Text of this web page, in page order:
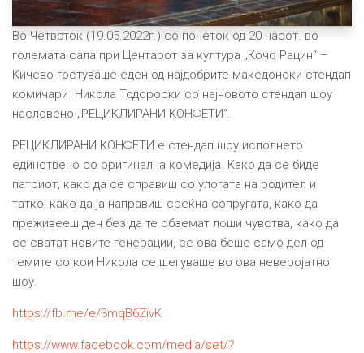
Во Четврток (19.05.2022г.) со почеток од 20 часот. во
големата сала при Центарот за култура „Кочо Рацин“ –
Кичево гостуваше eден од најдобрите македонски стендап
комичари Никола Тодороски со најновото стендап шоу
насловено „РЕЦИКЛИРАНИ КОНФЕТИ“.
РЕЦИКЛИРАНИ КОНФЕТИ е стендап шоу исполнето
единствено со оригинална комедија. Како да се биде
патриот, како да се справиш со улогата на родител и
татко, како да ја направиш среќна сопругата, како да
преживееш ден без да те обземат лоши чувства, како да
се сватат новите генерации, се ова беше само дел од
темите со кои Никола се шегуваше во ова неверојатно
шоу.
https://fb.me/e/3mqB6ZivK
https://www.facebook.com/media/set/?